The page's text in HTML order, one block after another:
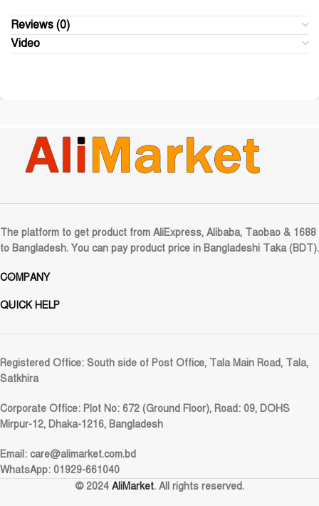
Reviews (0)
Video
The platform to get product from AliExpress, Alibaba, Taobao & 1688
to Bangladesh. You can pay product price in Bangladeshi Taka (BDT).
COMPANY
QUICK HELP
Registered Office: South side of Post Office, Tala Main Road, Tala,
Satkhira
Corporate Office: Plot No: 672 (Ground Floor), Road: 09, DOHS
Mirpur-12, Dhaka-1216, Bangladesh
Email: care@alimarket.com.bd
WhatsApp: 01929-661040
© 2024 AliMarket. All rights reserved.